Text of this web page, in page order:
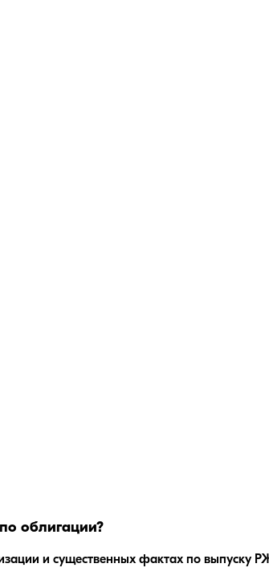
облигации?
и существенных фактах по выпуску